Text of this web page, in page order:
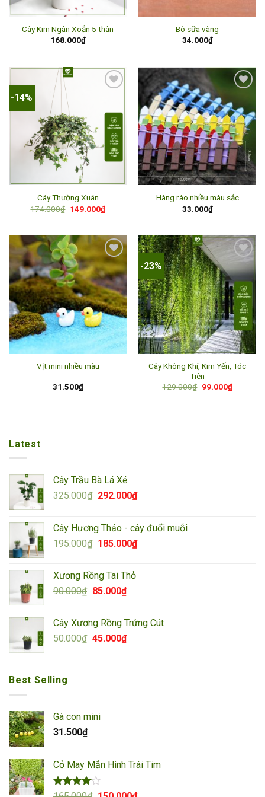
Cây Kim Ngân Xoắn 5 thân
168.000₫
Bò sữa vàng
34.000₫
-14%
Add to
wishlist
Cây Thường Xuân
174.000₫ Giá
149.000₫Giá
hiện
149.000₫.
Add to
wishlist
Hàng rào nhiều màu sắc
33.000₫
Add to
wishlist
Vịt mini nhiều màu
31.500₫
-23%
Add to
wishlist
Cây Không Khí, Kim Yến, Tóc
Tiên
129.000₫ Giá
99.000₫Giá
hiện
Latest
Cây Trầu Bà Lá Xẻ
325.000₫ Giá
325.000₫.
292.000₫Giá
là:
292.000₫.
Cây Hương Thảo - cây đuổi muỗi
195.000₫ Giá
195.000₫.
185.000₫Giá
Xương Rồng Tai Thỏ
90.000₫ Giá
90.000₫.
85.000₫Giá
là:
85.000₫.
Cây Xương Rồng Trứng Cút
50.000₫ Giá
45.000₫Giá
Best Selling
Gà con mini
31.500₫
Cỏ May Mắn Hình Trái Tim
Được